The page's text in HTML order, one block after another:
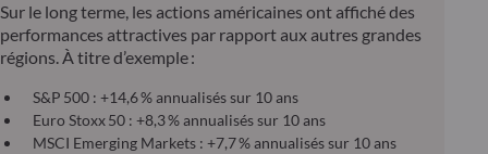
Sur le long terme, les actions américaines ont affiché des
performances attractives par rapport aux autres grandes
régions. À titre d’exemple :
S&P 500 : +14,6 % annualisés sur 10 ans
Euro Stoxx 50 : +8,3 % annualisés sur 10 ans
MSCI Emerging Markets : +7,7 % annualisés sur 10 ans